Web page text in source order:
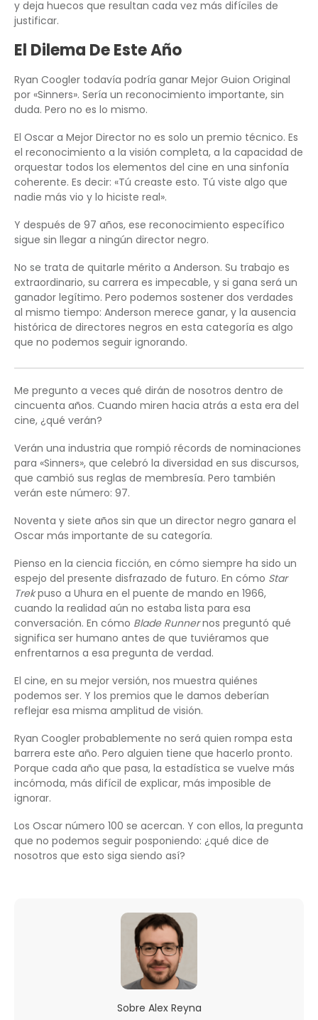
y deja huecos que resultan cada vez más difíciles de
justificar.
El Dilema De Este Año
Ryan Coogler todavía podría ganar Mejor Guion Original
por «Sinners». Sería un reconocimiento importante, sin
duda. Pero no es lo mismo.
El Oscar a Mejor Director no es solo un premio técnico. Es
el reconocimiento a la visión completa, a la capacidad de
orquestar todos los elementos del cine en una sinfonía
coherente. Es decir: «Tú creaste esto. Tú viste algo que
nadie más vio y lo hiciste real».
Y después de 97 años, ese reconocimiento específico
sigue sin llegar a ningún director negro.
No se trata de quitarle mérito a Anderson. Su trabajo es
extraordinario, su carrera es impecable, y si gana será un
ganador legítimo. Pero podemos sostener dos verdades
al mismo tiempo: Anderson merece ganar, y la ausencia
histórica de directores negros en esta categoría es algo
que no podemos seguir ignorando.
Me pregunto a veces qué dirán de nosotros dentro de
cincuenta años. Cuando miren hacia atrás a esta era del
cine, ¿qué verán?
Verán una industria que rompió récords de nominaciones
para «Sinners», que celebró la diversidad en sus discursos,
que cambió sus reglas de membresía. Pero también
verán este número: 97.
Noventa y siete años sin que un director negro ganara el
Oscar más importante de su categoría.
Pienso en la ciencia ficción, en cómo siempre ha sido un
espejo del presente disfrazado de futuro. En cómo Star
Trekpuso a Uhura en el puente de mando en 1966,
cuando la realidad aún no estaba lista para esa
conversación. En cómo Blade Runnernos preguntó qué
significa ser humano antes de que tuviéramos que
enfrentarnos a esa pregunta de verdad.
El cine, en su mejor versión, nos muestra quiénes
podemos ser. Y los premios que le damos deberían
reflejar esa misma amplitud de visión.
Ryan Coogler probablemente no será quien rompa esta
barrera este año. Pero alguien tiene que hacerlo pronto.
Porque cada año que pasa, la estadística se vuelve más
incómoda, más difícil de explicar, más imposible de
ignorar.
Los Oscar número 100 se acercan. Y con ellos, la pregunta
que no podemos seguir posponiendo: ¿qué dice de
nosotros que esto siga siendo así?
Sobre Alex Reyna